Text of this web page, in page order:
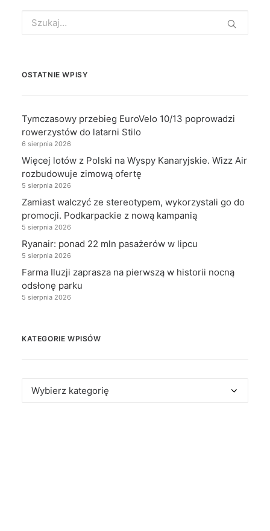
for:
OSTATNIE WPISY
Tymczasowy przebieg EuroVelo 10/13 poprowadzi
rowerzystów do latarni Stilo
6 sierpnia 2026
Więcej lotów z Polski na Wyspy Kanaryjskie. Wizz Air
rozbudowuje zimową ofertę
5 sierpnia 2026
Zamiast walczyć ze stereotypem, wykorzystali go do
promocji. Podkarpackie z nową kampanią
5 sierpnia 2026
Ryanair: ponad 22 mln pasażerów w lipcu
5 sierpnia 2026
Farma Iluzji zaprasza na pierwszą w historii nocną
odsłonę parku
5 sierpnia 2026
KATEGORIE WPISÓW
Kategorie